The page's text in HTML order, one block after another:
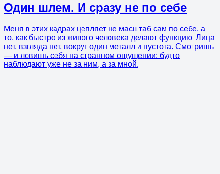
Один шлем. И сразу не по себе
Меня в этих кадрах цепляет не масштаб сам по себе, а
то, как быстро из живого человека делают функцию. Лица
нет, взгляда нет, вокруг один металл и пустота. Смотришь
— и ловишь себя на странном ощущении: будто
наблюдают уже не за ним, а за мной.